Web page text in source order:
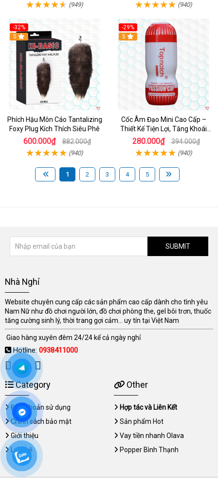
(949) (940)
-32%
Hot
5
Phích Hậu Môn Cáo Tantalizing
Foxy Plug Kích Thích Siêu Phê
600.000₫ 882.000₫
(940)
-29%
5
Cốc Âm Đạo Mini Cao Cấp –
Thiết Kế Tiện Lợi, Tăng Khoái
Cảm
280.000₫ 394.000₫
(940)
1 2 3 4 5
SUBMIT
Nhà Nghỉ
Website chuyên cung cấp các sản phẩm cao cấp dành cho tình yêu
Nam Nữ như đồ chơi người lớn, đồ chơi phòng the, gel bôi trơn, thuốc
tăng cường sinh lý, thời trang gợi cảm... uy tín tại Việt Nam
Giao hàng xuyên đêm 24/24 kể cả ngày nghỉ
Hotline: 0938411000
Category
Điều khoản sử dụng
Chính sách bảo mật
Giới thiệu
Liên hệ
Other
Hợp tác và Liên Kết
Sản phẩm Hot
Vay tiền nhanh Olava
Popper Bình Thạnh